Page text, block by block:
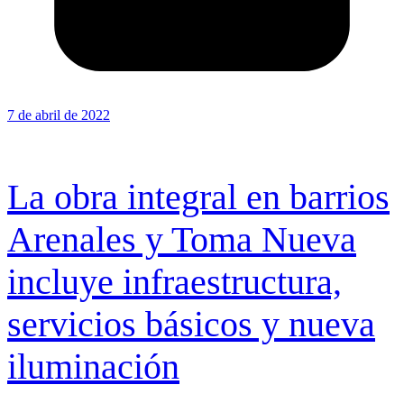
7 de abril de 2022
La obra integral en barrios
Arenales y Toma Nueva
incluye infraestructura,
servicios básicos y nueva
iluminación